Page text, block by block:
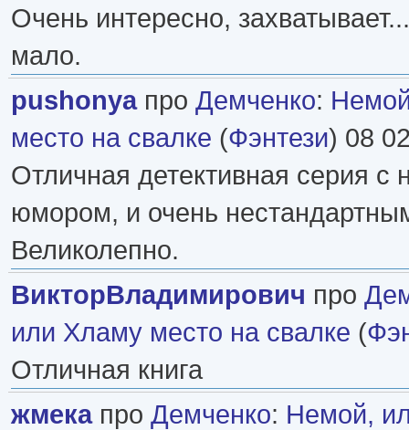
Очень интересно,
мало.
pushonyaпро Демченко:
место на свалке (Фэнтези) 08
Отличная детективная серия с
юмором, и очень
Великолепно.
ВикторВладимирович про
или Хламу место на свалке (
Отличная книга
жмекапро Демченко: Немой,